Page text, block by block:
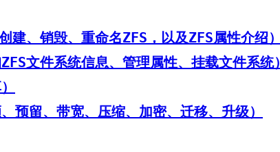
、销毁、重命名ZFS，以及ZFS属性介绍）
文件系统信息、管理属性、挂载文件系统）
留、带宽、压缩、加密、迁移、升级）